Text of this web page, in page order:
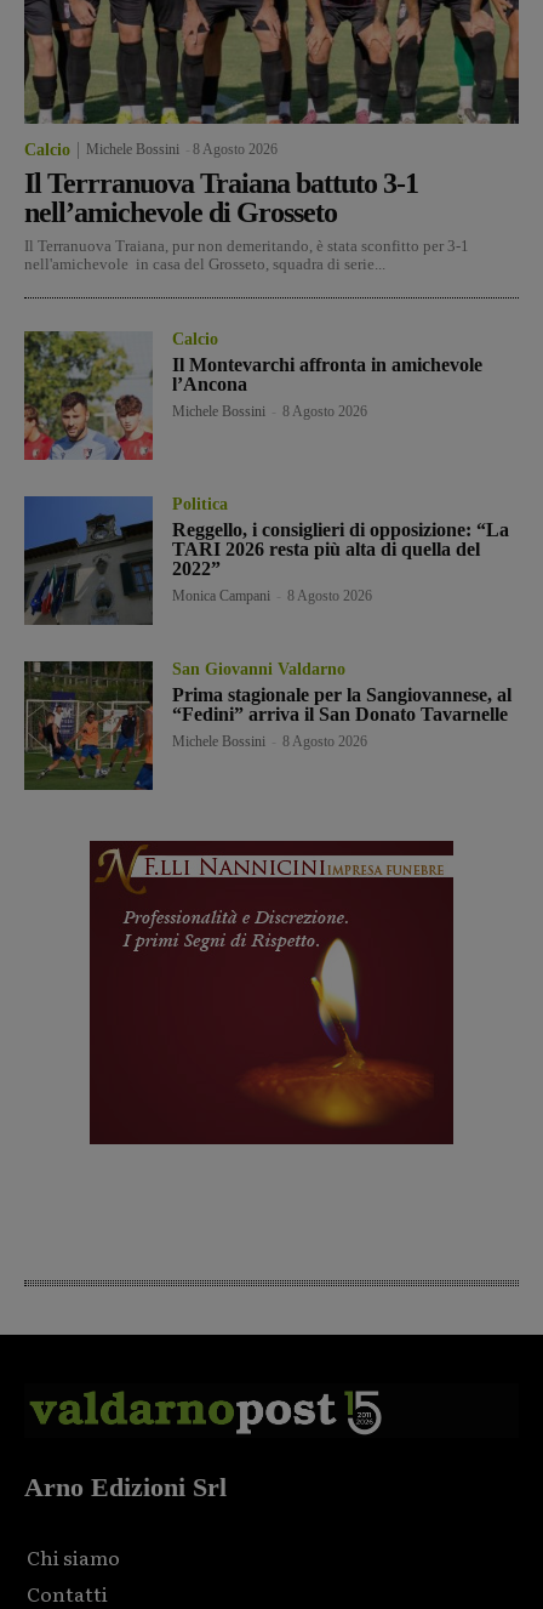
Calcio Michele Bossini 8 Agosto 2026
Il Terrranuova Traiana battuto 3-1
nell’amichevole di Grosseto
Il Terranuova Traiana, pur non demeritando, è stata sconfitto per 3-1
nell'amichevole in casa del Grosseto, squadra di serie...
Calcio
Il Montevarchi affronta in amichevole
l’Ancona
Michele Bossini 8 Agosto 2026
Politica
Reggello, i consiglieri di opposizione: “La
TARI 2026 resta più alta di quella del
2022”
Monica Campani 8 Agosto 2026
San Giovanni Valdarno
Prima stagionale per la Sangiovannese, al
“Fedini” arriva il San Donato Tavarnelle
Michele Bossini 8 Agosto 2026
Arno Edizioni Srl
Chi siamo
Contatti